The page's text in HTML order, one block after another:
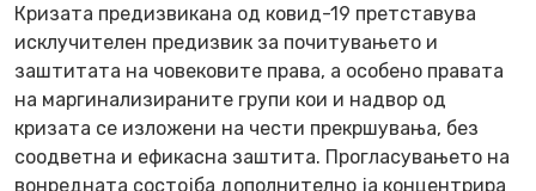
Кризата предизвикана од ковид-19 претставува
исклучителен предизвик за почитувањето и
заштитата на човековите права, а особено правата
на маргинализираните групи кои и надвор од
кризата се изложени на чести прекршувања, без
соодветна и ефикасна заштита. Прогласувањето на
вонредната состојба дополнително ја концентрира